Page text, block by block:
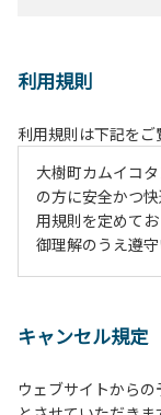
利用規則
利用規則は下記をご
大樹町カムイコ
の方に安全かつ
用規則を定めてお
御理解のうえ遵
２、中学生以下
３、テントサイ
キャンセル規定
ウェブサイトから